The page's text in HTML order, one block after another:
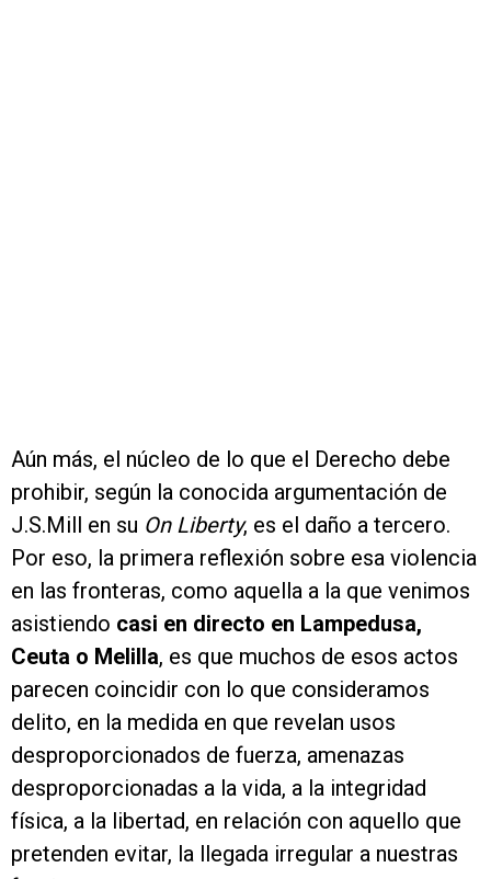
Aún más, el núcleo de lo que el Derecho debe
prohibir, según la conocida argumentación de
J.S.Mill en su On Liberty, es el daño a tercero.
Por eso, la primera reflexión sobre esa violencia
en las fronteras, como aquella a la que venimos
asistiendo casi en directo en Lampedusa,
Ceuta o Melilla, es que muchos de esos actos
parecen coincidir con lo que consideramos
delito, en la medida en que revelan usos
desproporcionados de fuerza, amenazas
desproporcionadas a la vida, a la integridad
física, a la libertad, en relación con aquello que
pretenden evitar, la llegada irregular a nuestras